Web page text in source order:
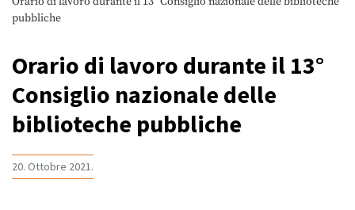
pubbliche
Orario di lavoro durante il 13°
Consiglio nazionale delle
biblioteche pubbliche
20. Ottobre 2021.